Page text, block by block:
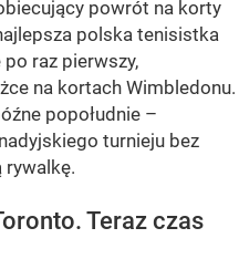
powrót na korty
polska tenisistka
po raz pierwszy,
na kortach Wimbledonu.
popołudnie –
turnieju bez
rywalkę.
Teraz czas